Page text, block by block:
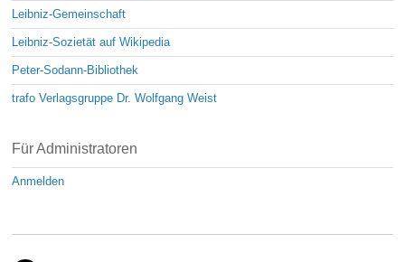
Leibniz-Gemeinschaft
Leibniz-Sozietät auf Wikipedia
Peter-Sodann-Bibliothek
trafo Verlagsgruppe Dr. Wolfgang Weist
Für Administratoren
Anmelden